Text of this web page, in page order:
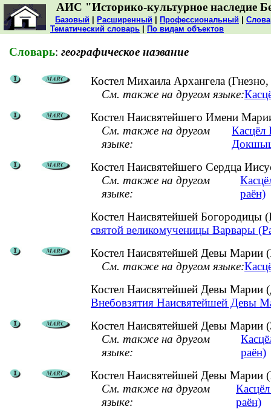
АИС "Историко-культурное наследие
Базовый Расширенный Профессиональный
Тематический словарь
По видам объектов
Словарь: географическое название
Костел Михаила Архангела
См. также на другом языке:
Костел Наисвятейшего Имени
См. также на другом
языке:
Касцёл
Костел Наисвятейшего Сердца
См. также на другом
языке:
раён)
Костел Наисвятейшей
святой великомученицы Варвары
Костел Наисвятейшей Девы Марии
См. также на другом языке:
Костел Наисвятейшей Девы
Внебовзятия Наисвятейшей Девы
Костел Наисвятейшей Девы Марии
См. также на другом
языке:
раён)
Костел Наисвятейшей Девы Марии
См. также на другом
языке:
раён)